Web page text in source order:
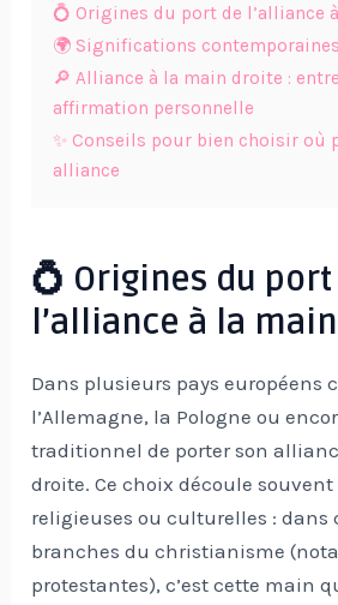
💍 Origines du port de l’alliance
🌍 Significations contemporaines
🔎 Alliance à la main droite :
affirmation personnelle
✨ Conseils pour bien choisir où
alliance
💍 Origines du port
l’alliance à la
Dans plusieurs pays européens
l’Allemagne, la Pologne ou
traditionnel de porter son
droite. Ce choix découle souvent
religieuses ou culturelles : dans
branches du christianisme
protestantes), c’est cette main